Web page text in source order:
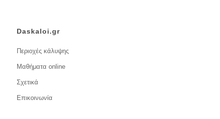
Daskaloi.gr
Περιοχές κάλυψης
Μαθήματα online
Σχετικά
Επικοινωνία